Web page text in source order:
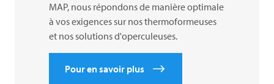
MAP, nous répondons de manière optimale
à vos exigences sur nos thermoformeuses
et nos solutions d'operculeuses.
Pour en savoir plus